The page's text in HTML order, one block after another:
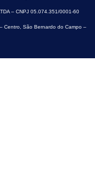
– CNPJ 05.074.351/0001-60
Centro, São Bernardo do Campo –